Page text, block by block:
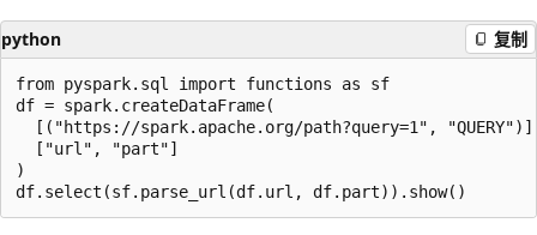
python 复制
from pyspark.sql import functions as sf
df = spark.createDataFrame(
[("https://spark.apache.org/path?query=1",
  ["url", "part"]
)